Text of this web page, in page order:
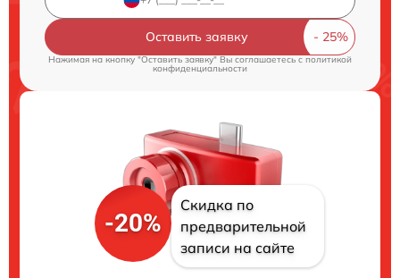
Оставить заявку
Нажимая на кнопку "Оставить заявку" Вы соглашаетесь cполитикой
конфиденциальности
-20%
Скидка по
предварительной
записи на сайте